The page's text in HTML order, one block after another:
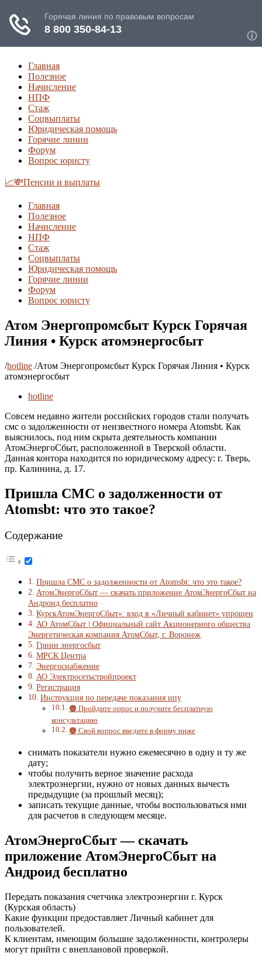
Главная
Полезное
Начисление
НПФ
Стаж
Соцвыплаты
Юридическая помощь
Горячие линии
Форум
Вопрос юристу
📈💸Пенсии и выплаты
Главная
Полезное
Начисление
НПФ
Стаж
Соцвыплаты
Юридическая помощь
Горячие линии
Форум
Вопрос юристу
Атом Энергопромсбыт Курск Горячая
Линия • Курск атомэнергосбыт
/hotline /Атом Энергопромсбыт Курск Горячая Линия • Курск
атомэнергосбыт
hotline
Совсем недавно жители российских городов стали получать
смс о задолженности от неизвестного номера Atomsbt. Как
выяснилось, под ним скрыта деятельность компании
АтомЭнергоСбыт, расположенной в Тверской области.
Данная контора находится по юридическому адресу: г. Тверь,
пр. Калинина, д. 17.
Пришла СМС о задолженности от
Atomsbt: что это такое?
Содержание
Пришла СМС о задолженности от Atomsbt: что это такое?
АтомЭнергоСбыт — скачать приложение АтомЭнергоСбыт на
Андроид бесплатно
КурскАтомЭнергоСбыт»: вход в «Личный кабинет» упрощен
АО АтомСбыт | Официальный сайт Акционерного общества
Энергетическая компания АтомСбыт, г. Воронеж
Гринн энергосбыт
МРСК Центра
Энергоснабжение
АО Электросетьстройпроект
Регистрация
Инструкция по передаче показания ипу
🟠 Пройдите опрос и получите бесплатную
консультацию
🟠 Свой вопрос введите в форму ниже
снимать показатели нужно ежемесячно в одну и ту же
дату;
чтобы получить верное значение расхода
электроэнергии, нужно от новых данных вычесть
предыдущие (за прошлый месяц);
записать текущие данные, чтобы воспользоваться ими
для расчетов в следующем месяце.
АтомЭнергоСбыт — скачать
приложение АтомЭнергоСбыт на
Андроид бесплатно
Передать показания счетчика электроэнергии г. Курск
(Курская область)
Какие функции предоставляет Личный кабинет для
пользователей.
К клиентам, имеющим большие задолженности, контролеры
могут прийти с внеплановой проверкой.